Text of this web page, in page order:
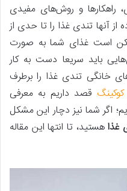
راهکارها و روش‌های مفیدی
از آنها تندی غذا را تا حدی از
است غذای شما به صورت
باید سریعا دست به کار
خانگی تندی غذا را برطرف
قصد داریم به معرفی
اگر شما نیز دچار این مشکل
غذاهستید، تا انتها این مقاله